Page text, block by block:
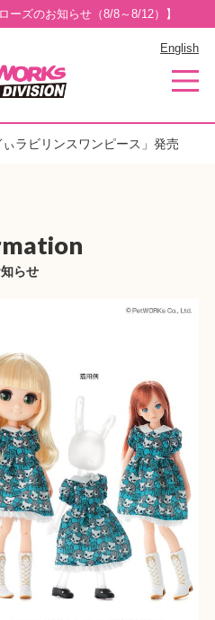
ーズのお知らせ（8/8～8/12）】
English
ぃラビリンスワンピース」発売
らせ